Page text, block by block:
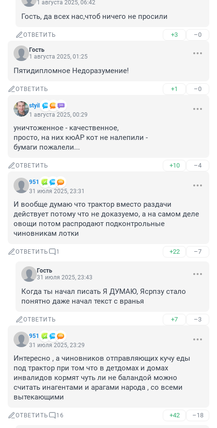
1 августа 2025, 06:42
Гость, да всех нас,чтоб ничего не просили
ОТВЕТИТЬ +3 –0
Гость
1 августа 2025, 01:25
Пятидипломное Недоразумение!
ОТВЕТИТЬ +1 –0
styil
1 августа 2025, 00:29
уничтоженное - качественное,
просто, на них кюАР кот не налепили -
бумаги пожалели...
ОТВЕТИТЬ +10 –4
951
31 июля 2025, 23:31
И вообще думаю что трактор вместо раздачи
действует потому что не доказуемо, а на самом деле
овощи потом распродают подконтрольные
чиновникам лотки
ОТВЕТИТЬ 1 +22 –7
Гость
31 июля 2025, 23:43
Когда ты начал писать Я ДУМАЮ, Ясрпзу стало
понятно даже начал текст с вранья
ОТВЕТИТЬ +7 –3
951
31 июля 2025, 23:29
Интересно , а чиновников отправляющих кучу еды
под трактор при том что в детдомах и домах
инвалидов кормят чуть ли не баландой можно
считать инагентами и арагами народа , со всеми
вытекающими
ОТВЕТИТЬ 16 +42 –18